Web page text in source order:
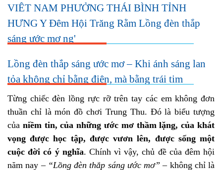
Lồng đèn thắp sáng ước mơ – Khi ánh sáng lan
tỏa không chỉ bằng điện, mà bằng trái tim
Từng chiếc đèn lồng rực rỡ trên tay các em không đơn
thuần chỉ là món đồ chơi Trung Thu. Đó là biểu tượng
của niềm tin, của những ước mơ thầm lặng, của khát
vọng được học tập, được vươn lên, được sống một
cuộc đời có ý nghĩa. Chính vì vậy, chủ đề của đêm hội
năm nay – “Lồng đèn thắp sáng ước mơ” – không chỉ là